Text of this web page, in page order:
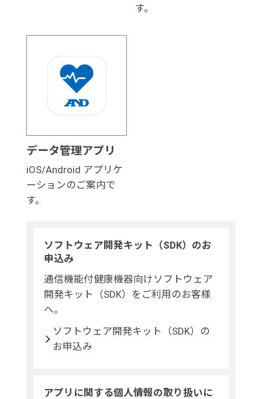
す。
データ管理アプリ
iOS/Android アプリケ
ーションのご案内で
す。
ソフトウェア開発キット（SDK）のお
申込み
通信機能付健康機器向けソフトウェア
開発キット（SDK）をご利用のお客様
へ。
ソフトウェア開発キット（SDK）の
お申込み
アプリに関する個人情報の取り扱いに